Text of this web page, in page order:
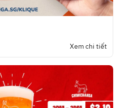
Xem chi tiết